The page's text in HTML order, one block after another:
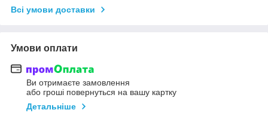
Всі умови доставки
Умови оплати
Ви отримаєте замовлення
або гроші повернуться на вашу картку
Детальніше